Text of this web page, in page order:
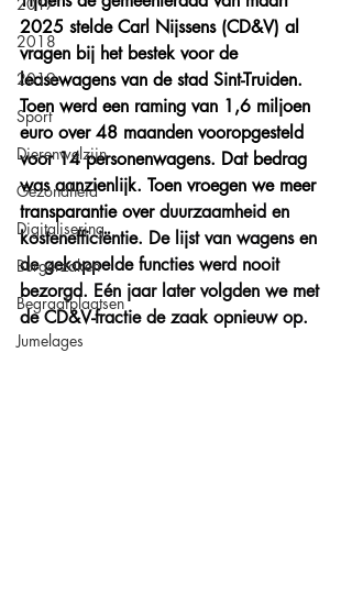
2018
2019
Sport
Dierenwelzijn
Gezondheid
Digitalisering
Burgerzaken
Begraafplaatsen
Jumelages
2025 stelde Carl Nijssens (CD&V) al
vragen bij het bestek voor de
leasewagens van de stad Sint-Truiden.
Toen werd een raming van 1,6 miljoen
euro over 48 maanden vooropgesteld
voor 14 personenwagens. Dat bedrag
was aanzienlijk. Toen vroegen we meer
transparantie over duurzaamheid en
kostenefficiëntie. De lijst van wagens en
de gekoppelde functies werd nooit
bezorgd. Eén jaar later volgden we met
de CD&V-fractie de zaak opnieuw op.